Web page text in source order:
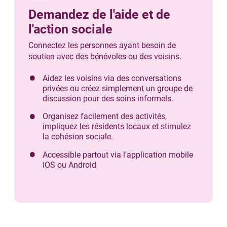
Demandez de l'aide et de
l'action sociale
Connectez les personnes ayant besoin de
soutien avec des bénévoles ou des voisins.
Aidez les voisins via des conversations
privées ou créez simplement un groupe de
discussion pour des soins informels.
Organisez facilement des activités,
impliquez les résidents locaux et stimulez
la cohésion sociale.
Accessible partout via l'application mobile
iOS ou Android